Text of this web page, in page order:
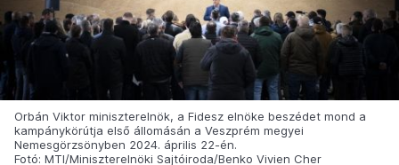
Orbán Viktor miniszterelnök, a Fidesz elnöke beszédet mond a
kampánykörútja első állomásán a Veszprém megyei
Nemesgörzsönyben 2024. április 22-én.
Fotó: MTI/Miniszterelnöki Sajtóiroda/Benko Vivien Cher